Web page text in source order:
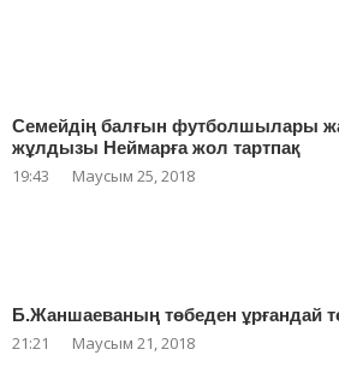
Семейдің балғын футболшылары
жұлдызы Неймарға жол тартпақ
19:43 Маусым 25, 2018
Б.Жаншаеваның төбеден ұрғандай
21:21 Маусым 21, 2018